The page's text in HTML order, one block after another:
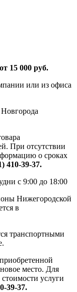
15 000 руб.
или из офиса
При отсутствии
о сроках
410-39-37.
с 9:00 до 18:00
Нижегородской
в
транспортными
место. Для
услуги
39-37.